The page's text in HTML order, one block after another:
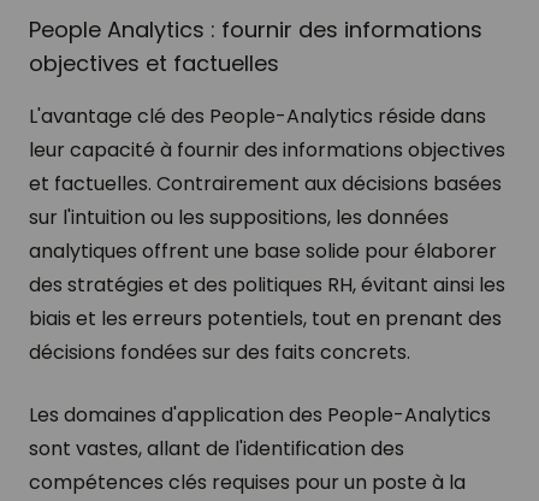
People Analytics : fournir des informations
objectives et factuelles
L'avantage clé des People-Analytics réside dans
leur capacité à fournir des informations objectives
et factuelles. Contrairement aux décisions basées
sur l'intuition ou les suppositions, les données
analytiques offrent une base solide pour élaborer
des stratégies et des politiques RH, évitant ainsi les
biais et les erreurs potentiels, tout en prenant des
décisions fondées sur des faits concrets.
Les domaines d'application des People-Analytics
sont vastes, allant de l'identification des
compétences clés requises pour un poste à la